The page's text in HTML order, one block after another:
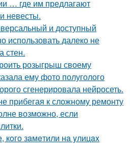
… где им предлагают
невесты.
и доступный
использовать далеко не
стен.
розыгрыш своему
ему фото полуголого
сгенерировала нейросеть.
прибегая к сложному ремонту
возможно, если
кoгo зaмeтили нa yлицax